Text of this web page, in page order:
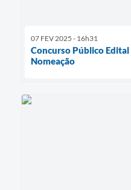
07 FEV 2025 - 16h31
Concurso Público
Nomeação